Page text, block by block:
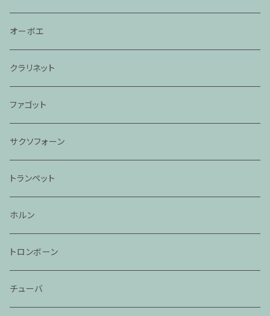
オーボエ
クラリネット
ファゴット
サクソフォーン
トランペット
ホルン
トロンボーン
チューバ